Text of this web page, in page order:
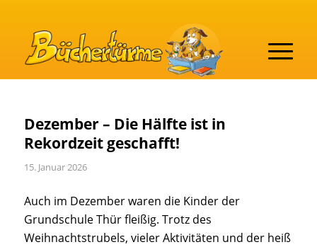
Dezember – Die Hälfte ist in
Rekordzeit geschafft!
15. Januar 2026
Auch im Dezember waren die Kinder der
Grundschule Thür fleißig. Trotz des
Weihnachtstrubels, vieler Aktivitäten und der heiß